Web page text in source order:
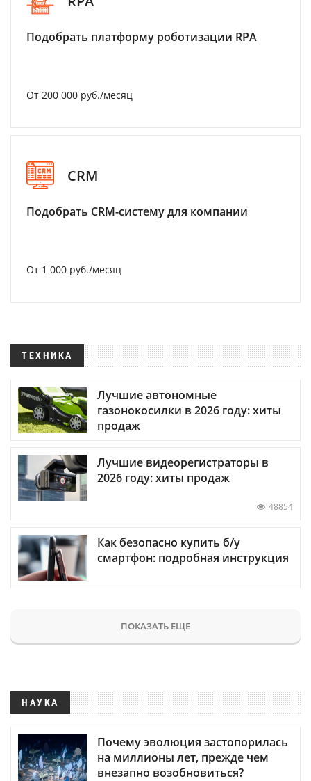
Подобрать платформу роботизации RPA
От 200 000 руб./месяц
CRM
Подобрать CRM-систему для компании
От 1 000 руб./месяц
ТЕХНИКА
Лучшие автономные
газонокосилки в 2026 году: хиты
продаж
Лучшие видеорегистраторы в
2026 году: хиты продаж
48854
Как безопасно купить б/у
смартфон: подробная инструкция
ПОКАЗАТЬ ЕЩЕ
НАУКА
Почему эволюция застопорилась
на миллионы лет, прежде чем
внезапно возобновиться?